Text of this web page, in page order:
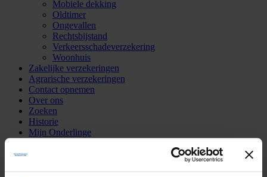
Mobiele dekking
Oldtimer
Ongevallen
Rechtsbijstand
Verkeersschadeverzekering
Woonhuis
Zakelijke verzekeringen
Agrarische verzekeringen
Contact opnemen
Over ons
Zoeken
Historie
Mijn Onderlinge